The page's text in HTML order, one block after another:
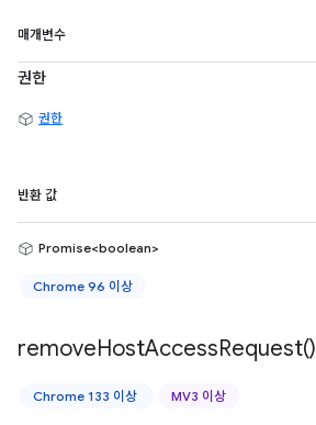
매개변수
권한
권한
반환 값
Promise<boolean>
Chrome 96 이상
removeHostAccessRequest()
Chrome 133 이상 MV3 이상